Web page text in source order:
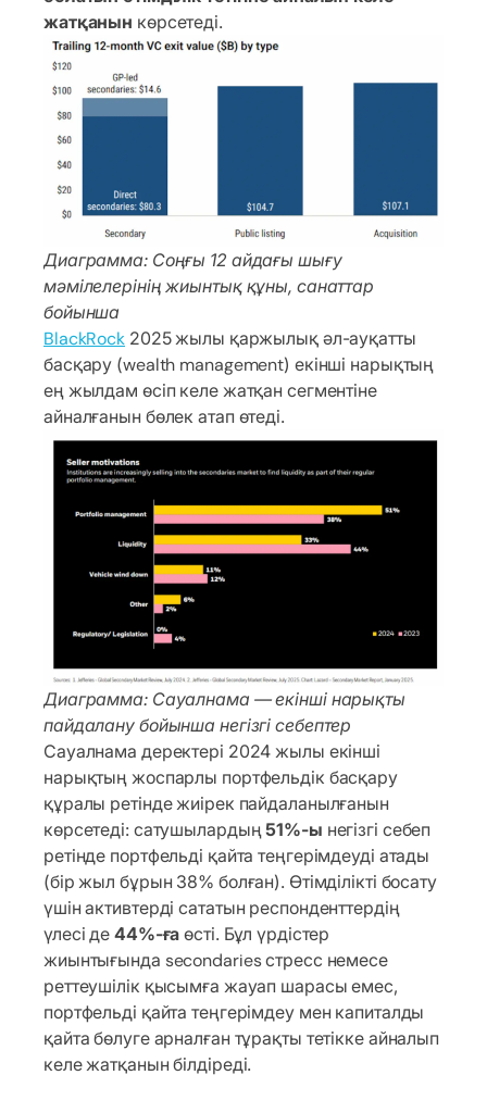
жатқанын көрсетеді.
Диаграмма: Соңғы 12 айдағы шығу
мәмілелерінің жиынтық құны, санаттар
бойынша
BlackRock 2025 жылы қаржылық әл-ауқатты
басқару (wealth management) екінші нарықтың
ең жылдам өсіп келе жатқан сегментіне
айналғанын бөлек атап өтеді.
Диаграмма: Сауалнама — екінші нарықты
пайдалану бойынша негізгі себептер
Сауалнама деректері 2024 жылы екінші
нарықтың жоспарлы портфельдік басқару
құралы ретінде жиірек пайдаланылғанын
көрсетеді: сатушылардың51%-ы негізгі себеп
ретінде портфельді қайта теңгерімдеуді атады
(бір жыл бұрын 38% болған). Өтімділікті босату
үшін активтерді сататын респонденттердің
үлесі де 44%-ға өсті. Бұл үрдістер
жиынтығында secondaries стресс немесе
реттеушілік қысымға жауап шарасы емес,
портфельді қайта теңгерімдеу мен капиталды
қайта бөлуге арналған тұрақты тетікке айналып
келе жатқанын білдіреді.